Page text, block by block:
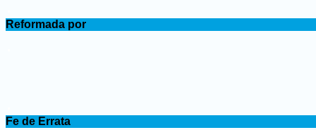
Reformada por
Fe de Errata